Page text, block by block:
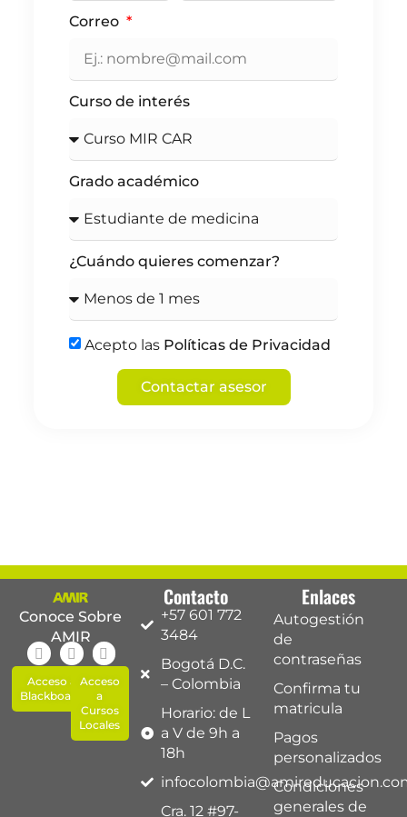
Correo
Curso de interés
Grado académico
¿Cuándo quieres comenzar?
Acepto las Políticas de Privacidad
Contactar asesor
Conoce Sobre
AMIR
Acceso a
Blackboard
Acceso
a
Cursos
Locales
Contacto
+57 601 772
3484
Bogotá D.C.
– Colombia
Horario: de L
a V de 9h a
18h
Cra. 12 #97-
Enlaces
Autogestión
de
contraseñas
Confirma tu
matricula
Pagos
personalizados
Condiciones
generales de